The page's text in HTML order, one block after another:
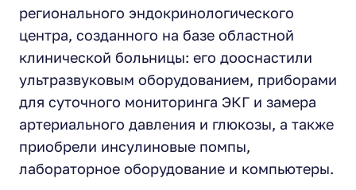
регионального эндокринологического
центра, созданного на базе областной
клинической больницы: его дооснастили
ультразвуковым оборудованием, приборами
для суточного мониторинга ЭКГ и замера
артериального давления и глюкозы, а также
приобрели инсулиновые помпы,
лабораторное оборудование и компьютеры.